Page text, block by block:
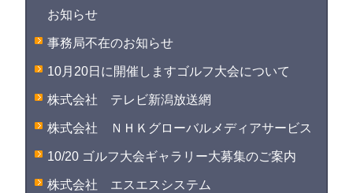
お知らせ
事務局不在のお知らせ
10月20日に開催しますゴルフ大会について
株式会社 テレビ新潟放送網
株式会社 ＮＨＫグローバルメディアサービス
10/20 ゴルフ大会ギャラリー大募集のご案内
株式会社 エスエスシステム